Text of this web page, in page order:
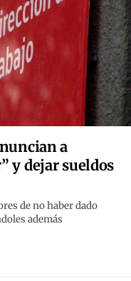
a
y dejar sueldos
de no haber dado
además